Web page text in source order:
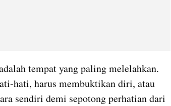
tempat yang paling melelahkan.
hati, harus membuktikan diri, atau
sendiri demi sepotong perhatian dari